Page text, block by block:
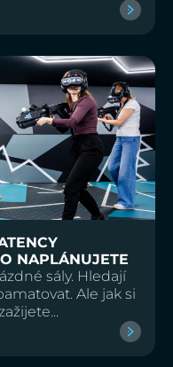
NAPLÁNUJETE
sály. Hledají
Ale jak si